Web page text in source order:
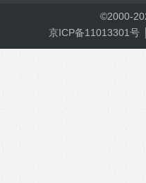
©2000-
京ICP备11013301号